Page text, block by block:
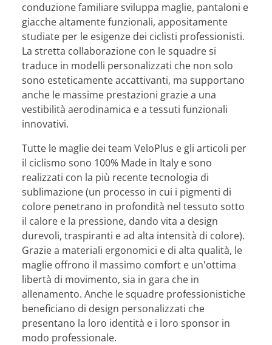
conduzione familiare sviluppa maglie, pantaloni e
giacche altamente funzionali, appositamente
studiate per le esigenze dei ciclisti professionisti.
La stretta collaborazione con le squadre si
traduce in modelli personalizzati che non solo
sono esteticamente accattivanti, ma supportano
anche le massime prestazioni grazie a una
vestibilità aerodinamica e a tessuti funzionali
innovativi.
Tutte le maglie dei team VeloPlus e gli articoli per
il ciclismo sono 100% Made in Italy e sono
realizzati con la più recente tecnologia di
sublimazione (un processo in cui i pigmenti di
colore penetrano in profondità nel tessuto sotto
il calore e la pressione, dando vita a design
durevoli, traspiranti e ad alta intensità di colore).
Grazie a materiali ergonomici e di alta qualità, le
maglie offrono il massimo comfort e un'ottima
libertà di movimento, sia in gara che in
allenamento. Anche le squadre professionistiche
beneficiano di design personalizzati che
presentano la loro identità e i loro sponsor in
modo professionale.